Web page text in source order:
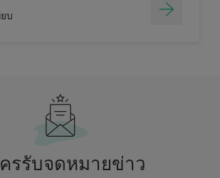
บ
รรับจดหมายข่าว